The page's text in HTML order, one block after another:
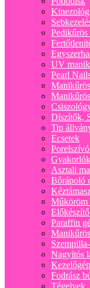
UV
Pearl
Díszítők,
Tip
Ecsetek
Asztali
Bőrápoló
Műköröm
Paraffin
Nagyítós
Fodrász